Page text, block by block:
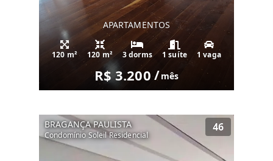
APARTAMENTOS
120 m² 120 m² 3 dorms 1 suíte 1 vaga
R$ 3.200 /mês
BRAGANÇA PAULISTA
Condomínio Soleil Residencial
46